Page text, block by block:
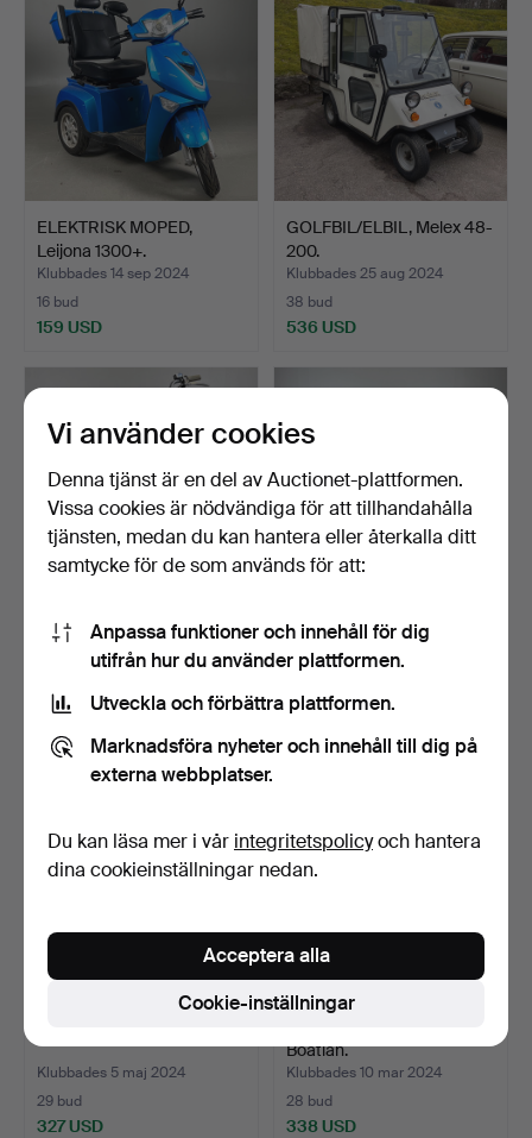
ELEKTRISK MOPED,
Leijona 1300+.
Klubbades 14 sep 2024
16 bud
159 USD
GOLFBIL/ELBIL, Melex 48-
200.
Klubbades 25 aug 2024
38 bud
536 USD
MOPED, Piaggio "Ciao".
Klubbades 24 aug 2024
28 bud
HUSQVARNA, Novolette,
1950-tal.
Klubbades 22 maj 2024
33 bud
Klubbades 5 maj 2024
29 bud
327 USD
Boatian.
Klubbades 10 mar 2024
28 bud
338 USD
Vi använder cookies
Denna tjänst är en del av Auctionet-plattformen.
Vissa cookies är nödvändiga för att tillhandahålla
tjänsten, medan du kan hantera eller återkalla ditt
samtycke för de som används för att:
Anpassa funktioner och innehåll för dig
utifrån hur du använder plattformen.
Utveckla och förbättra plattformen.
Marknadsföra nyheter och innehåll till dig på
externa webbplatser.
Du kan läsa mer i vår integritetspolicyoch hantera
dina cookieinställningar nedan.
Cookie-inställningar
Acceptera alla